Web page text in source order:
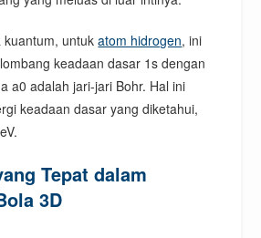
kuantum, untukatom hidrogen, ini
keadaan dasar 1s dengan
a0 adalah jari-jari Bohr. Hal ini
keadaan dasar yang diketahui,
Tepat dalam
3D